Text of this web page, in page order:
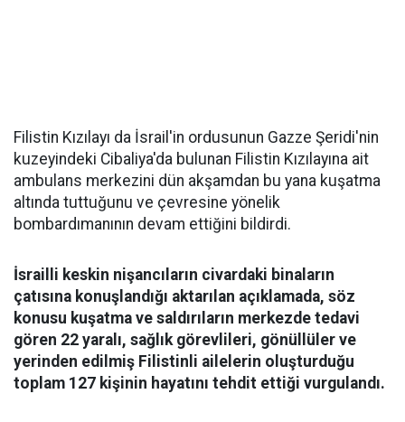
Filistin Kızılayı da İsrail'in ordusunun Gazze Şeridi'nin
kuzeyindeki Cibaliya'da bulunan Filistin Kızılayına ait
ambulans merkezini dün akşamdan bu yana kuşatma
altında tuttuğunu ve çevresine yönelik
bombardımanının devam ettiğini bildirdi.
İsrailli keskin nişancıların civardaki binaların
çatısına konuşlandığı aktarılan açıklamada, söz
konusu kuşatma ve saldırıların merkezde tedavi
gören 22 yaralı, sağlık görevlileri, gönüllüler ve
yerinden edilmiş Filistinli ailelerin oluşturduğu
toplam 127 kişinin hayatını tehdit ettiği vurgulandı.